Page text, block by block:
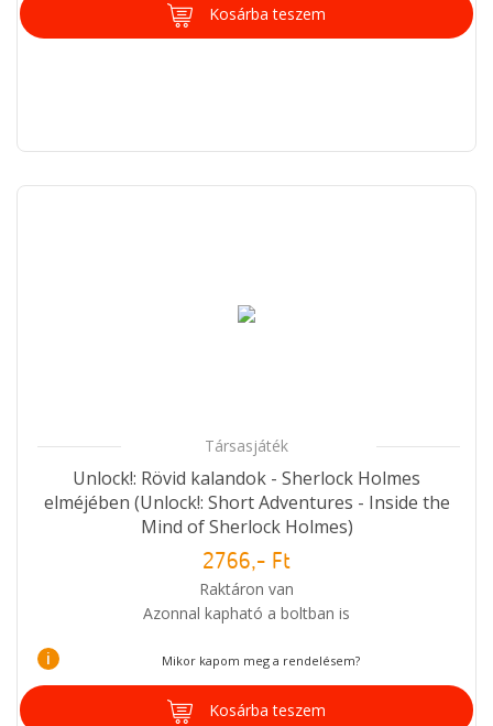
Kosárba teszem
Társasjáték
Unlock!: Rövid kalandok - Sherlock Holmes
elméjében (Unlock!: Short Adventures - Inside the
Mind of Sherlock Holmes)
2766,- Ft
Raktáron van
Azonnal kapható a boltban is
i Mikor kapom meg a rendelésem?
Kosárba teszem